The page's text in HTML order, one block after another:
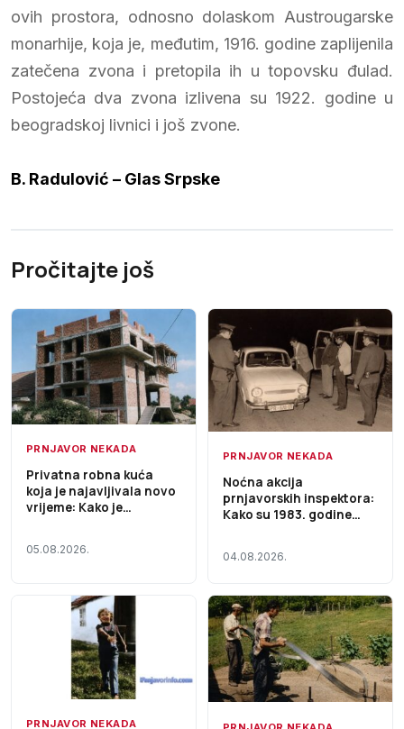
ovih prostora, odnosno dolaskom Austrougarske
monarhije, koja je, međutim, 1916. godine zaplijenila
zatečena zvona i pretopila ih u topovsku đulad.
Postojeća dva zvona izlivena su 1922. godine u
beogradskoj livnici i još zvone.
B. Radulović – Glas Srpske
Pročitajte još
PRNJAVOR NEKADA
Privatna robna kuća
koja je najavljivala novo
vrijeme: Kako je
trgovačkih objekata u
05.08.2026.
PRNJAVOR NEKADA
Noćna akcija
prnjavorskih inspektora:
Kako su 1983. godine
04.08.2026.
PRNJAVOR NEKADA